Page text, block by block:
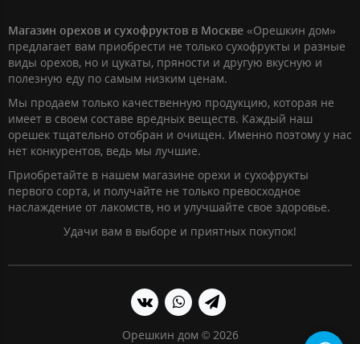
Магазин орехов и сухофруктов в Москве «Орешкин дом»
предлагает вам приобрести не только сухофрукты и разные
виды орехов, но и цукаты, пряности и другую вкусную и
полезную еду по самым низким ценам.
Мы продаем только качественную продукцию, которая не
имеет в своем составе вредных веществ. Каждый наш
орешек тщательно отобран и очищен. Именно поэтому у нас
нет конкурентов, ведь мы лучшие.
Приобретайте в нашем магазине орехи и сухофрукты
первого сорта, и получайте не только превосходное
наслаждение от лакомств, но и улучшайте свое здоровье.
Удачи вам в выборе и приятных покупок!
Орешкин дом © 2026